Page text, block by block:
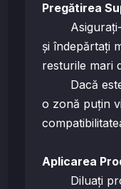
Pregătirea
Asigurați-
și îndepărtați
resturile mari
Dacă este
o zonă puțin
Aplicarea
Diluați